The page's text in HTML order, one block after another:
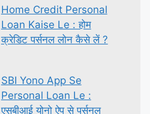
Home Credit Personal
Loan Kaise Le : होम
क्रेडिट पर्सनल लोन कैसे लें ?
SBI Yono App Se
Personal Loan Le :
एसबीआई योनो ऐप से पर्सनल